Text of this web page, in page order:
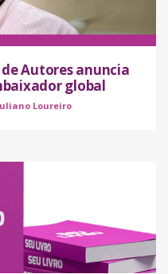
Autores anuncia
global
Loureiro